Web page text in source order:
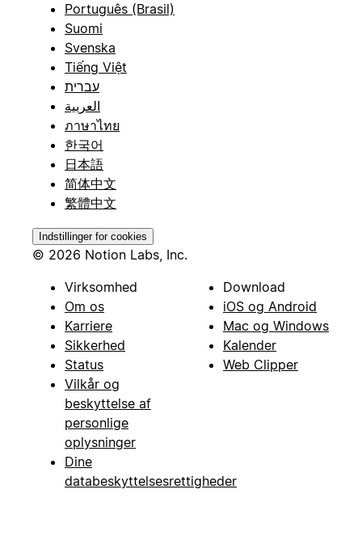
Português (Brasil)
Suomi
Svenska
Tiếng Việt
עברית
العربية
ภาษาไทย
한국어
日本語
简体中文
繁體中文
Indstillinger for cookies
© 2026 Notion Labs, Inc.
Virksomhed
Om os
Karriere
Sikkerhed
Status
Vilkår og
beskyttelse af
personlige
oplysninger
Dine
databeskyttelsesrettigheder
Download
iOS og Android
Mac og Windows
Kalender
Web Clipper